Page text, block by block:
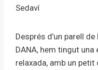
Sedaví
Després d’un parell
DANA, hem tingut
relaxada, amb un